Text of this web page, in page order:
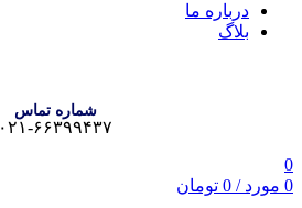
درباره ما
بلاگ
شماره تماس
۰۲۱-۶۶۳۹۹۴۳۷
0
0 مورد /
0 تومان